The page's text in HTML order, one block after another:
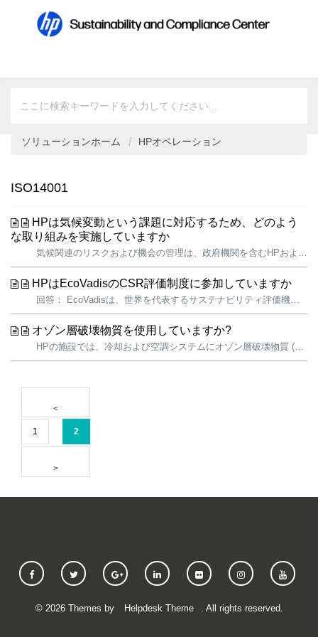
ソリューションホーム HPオペレーション
ISO14001
HPは気候変動という課題に対応するため、どのよう
な取り組みを実施していますか
気候関連のリスクおよび機会の管理は、政府機関を含むHPおよび当社のステークホルダーにとって、ますます重要性を増しています。 事業のレジリエンス向上を追求する中で、HPは長年にわたり気候変動対策に取り組んできました。当社は、2019年以降、総カーボンフットプリントを28％以上削減してきたことを誇りに思っていま...
HPはEcoVadisのCSR評価制度に参加していますか
回答： EcoVadisは、世界を代表するサステナビリティ評価機関の一つです。EcoVadisのサステナビリティ評価手法は、企業がサステナビリティの原則を事業活動およびマネジメントシステムにどの程度統合しているかを評価するものです。 この評価は、Global Reporting Initiative（GR...
オゾン層破壊物質を使用していますか?
HPの施設では、冷却および空調システムにオゾン層破壊物質 (ODS) を使用しています。これらのシステムは密閉されていますが、運転中およびメンテナンス中に漏れが発生すると、排出される可能性があります。当社では、既存システムのクロロフルオロカーボン (CFC) を、ハイドロフルオロカーボン (HFC) に置き換え...
1 2
© 2026Themes by Helpdesk Theme . All rights reserved.